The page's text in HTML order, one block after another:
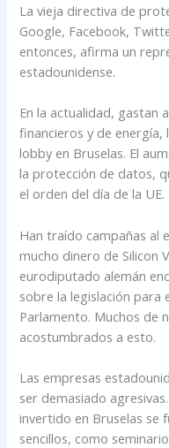
La vieja directiva de
Google, Facebook,
entonces, afirma un
estadounidense.
En la actualidad, gastan
financieros y de
lobby en Bruselas. El
la protección de datos,
el orden del día de la UE.
Han traído campañas
mucho dinero de Silicon
eurodiputado alemán
sobre la legislación para
Parlamento. Muchos
acostumbrados a esto.
Las empresas
ser demasiado
invertido en Bruselas se
sencillos, como